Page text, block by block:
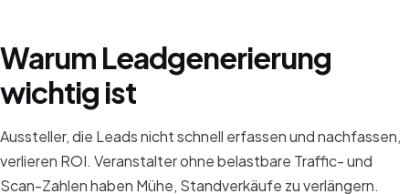
Warum Leadgenerierung
wichtig ist
Aussteller, die Leads nicht schnell erfassen und nachfassen,
verlieren ROI. Veranstalter ohne belastbare Traffic- und
Scan-Zahlen haben Mühe, Standverkäufe zu verlängern.